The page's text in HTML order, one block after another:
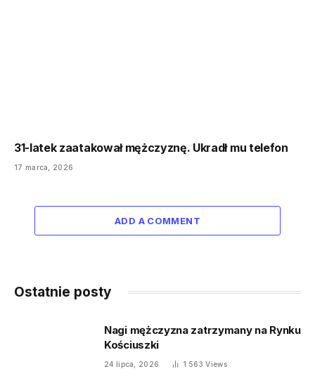
31-latek zaatakował mężczyznę. Ukradł mu telefon
17 marca, 2026
ADD A COMMENT
Ostatnie posty
Nagi mężczyzna zatrzymany na Rynku
Kościuszki
24 lipca, 2026 1 563Views